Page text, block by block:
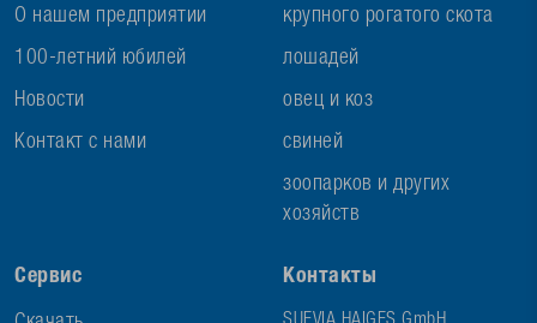
О нашем предприятии
100-летний юбилей
Новости
Контакт с нами
крупного рогатого скота
лошадей
овец и коз
свиней
зоопарков и других
хозяйств
Сервис Контакты